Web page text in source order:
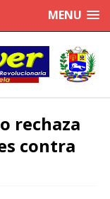
MENU
rechaza
contra